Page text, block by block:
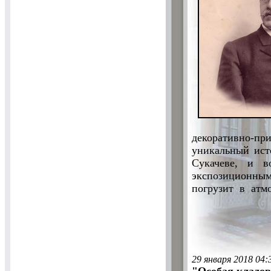
декоративно-
уникальный
Сукачеве, и
погрузит в
29 января 2018